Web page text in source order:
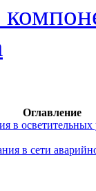
Оглавление
осветительных
в сети